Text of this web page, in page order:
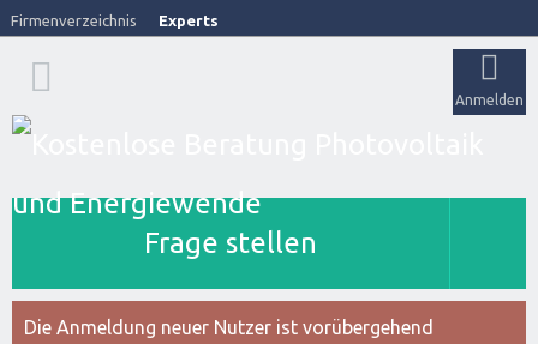
Firmenverzeichnis Experts
Anmelden
Frage stellen
Die Anmeldung neuer Nutzer ist vorübergehend